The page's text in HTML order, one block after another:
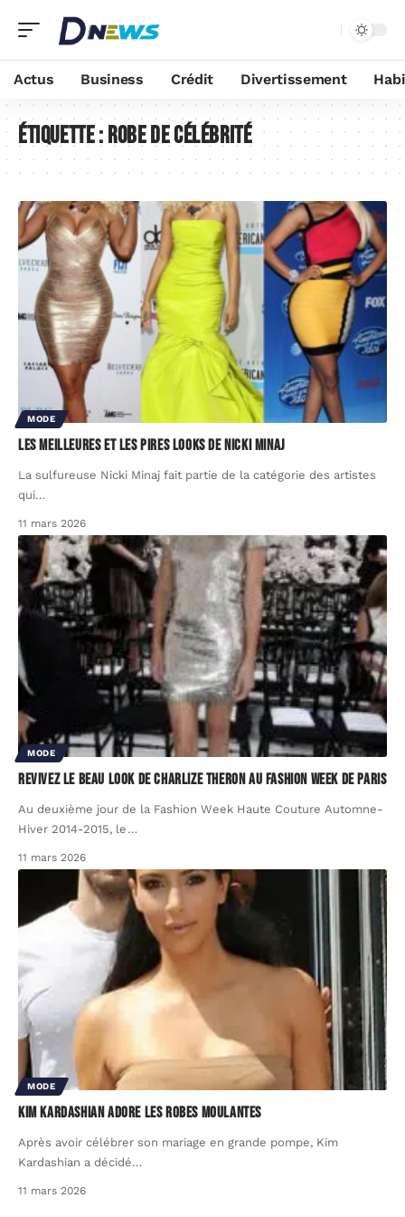
Actus Business Crédit Divertissement
Étiquette :robe de célébrité
MODE
Les meilleures et les pires looks de Nicki Minaj
La sulfureuse Nicki Minaj fait partie de la catégorie des artistes
qui…
11 mars 2026
MODE
Revivez le beau look de Charlize Theron au Fashion Week de Paris
Au deuxième jour de la Fashion Week Haute Couture Automne-
Hiver 2014-2015, le …
11 mars 2026
MODE
Kim Kardashian adore les robes moulantes
Après avoir célébrer son mariage en grande pompe, Kim
Kardashian a décidé…
11 mars 2026